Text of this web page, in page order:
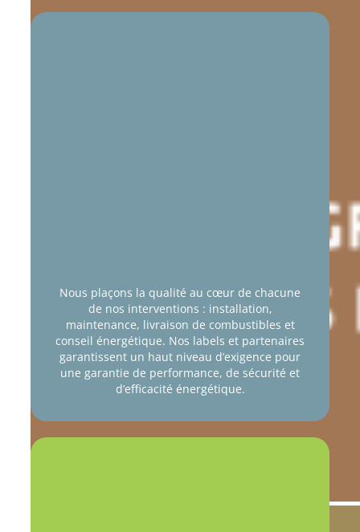
Nous plaçons la qualité au cœur de chacune
de nos interventions : installation,
maintenance, livraison de combustibles et
conseil énergétique. Nos labels et partenaires
garantissent un haut niveau d’exigence pour
une garantie de performance, de sécurité et
d’efficacité énergétique.